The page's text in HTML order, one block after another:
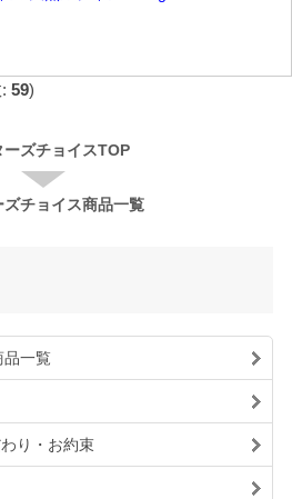
59)
ーズチョイスTOP
ズチョイス商品一覧
品一覧
り・お約束